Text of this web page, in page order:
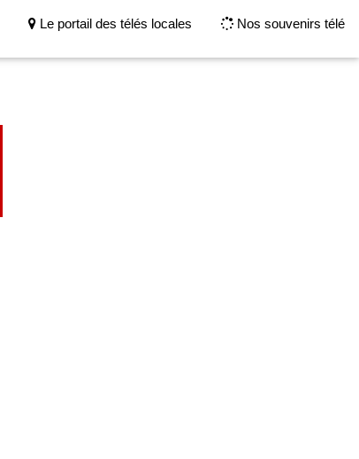
Le portail des télés locales Nos souvenirs télé